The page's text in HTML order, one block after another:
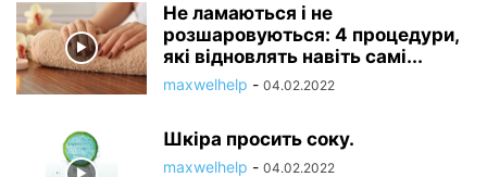
Не ламаються і не
розшаровуються: 4 процедури,
які відновлять навіть самі...
maxwelhelp - 04.02.2022
Шкіра просить соку.
maxwelhelp - 04.02.2022